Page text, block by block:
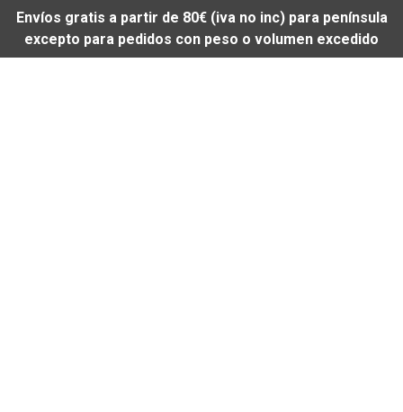
Envíos gratis a partir de 80€ (iva no inc) para península
excepto para pedidos con peso o volumen excedido